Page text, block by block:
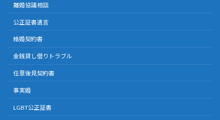
離婚協議相談
公正証書遺言
結婚契約書
金銭貸し借りトラブル
任意後見契約書
事実婚
LGBT公正証書